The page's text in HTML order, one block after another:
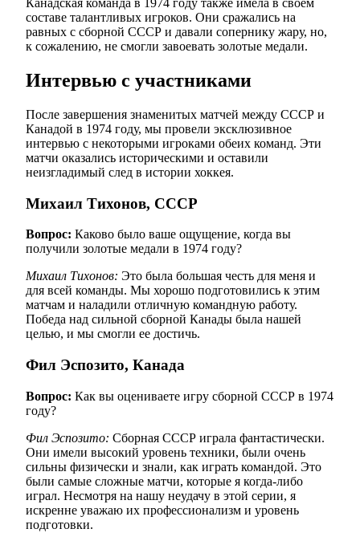
Канадская команда в 1974 году также имела в своем
составе талантливых игроков. Они сражались на
равных с сборной СССР и давали сопернику жару, но,
к сожалению, не смогли завоевать золотые медали.
Интервью с участниками
После завершения знаменитых матчей между СССР и
Канадой в 1974 году, мы провели эксклюзивное
интервью с некоторыми игроками обеих команд. Эти
матчи оказались историческими и оставили
неизгладимый след в истории хоккея.
Михаил Тихонов, СССР
Вопрос: Каково было ваше ощущение, когда вы
получили золотые медали в 1974 году?
Михаил Тихонов: Это была большая честь для меня и
для всей команды. Мы хорошо подготовились к этим
матчам и наладили отличную командную работу.
Победа над сильной сборной Канады была нашей
целью, и мы смогли ее достичь.
Фил Эспозито, Канада
Вопрос: Как вы оцениваете игру сборной СССР в 1974
году?
Фил Эспозито: Сборная СССР играла фантастически.
Они имели высокий уровень техники, были очень
сильны физически и знали, как играть командой. Это
были самые сложные матчи, которые я когда-либо
играл. Несмотря на нашу неудачу в этой серии, я
искренне уважаю их профессионализм и уровень
подготовки.